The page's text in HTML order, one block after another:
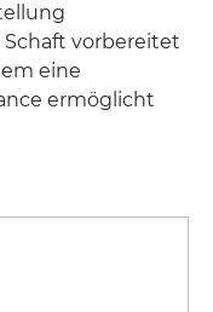
vorbereitet
eine
ermöglicht